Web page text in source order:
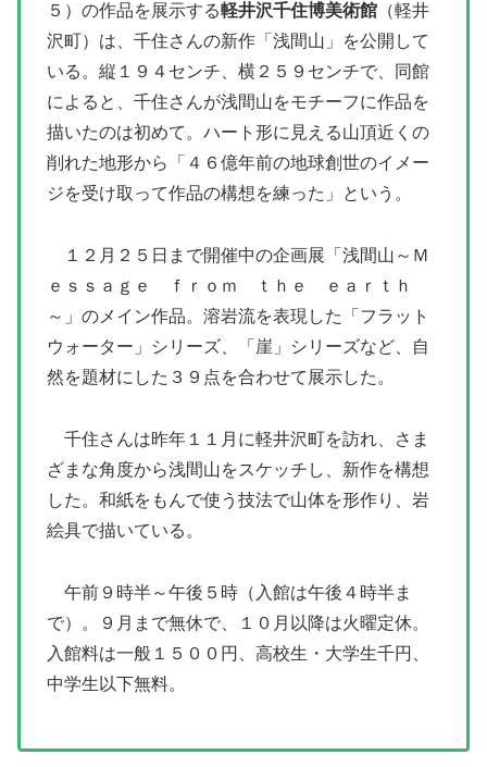
５）の作品を展示する軽井沢千住博美術館 （軽井
沢町）は、千住さんの新作「浅間山」を公開して
いる。縦１９４センチ、横２５９センチで、同館
によると、千住さんが浅間山をモチーフに作品を
描いたのは初めて。ハート形に見える山頂近くの
削れた地形から「４６億年前の地球創世のイメー
ジを受け取って作品の構想を練った」という。
１２月２５日まで開催中の企画展「浅間山～Ｍ
ｅｓｓａｇｅ ｆｒｏｍ ｔｈｅ ｅａｒｔｈ
～」のメイン作品。溶岩流を表現した「フラット
ウォーター」シリーズ、「崖」シリーズなど、自
然を題材にした３９点を合わせて展示した。
千住さんは昨年１１月に軽井沢町を訪れ、さま
ざまな角度から浅間山をスケッチし、新作を構想
した。和紙をもんで使う技法で山体を形作り、岩
絵具で描いている。
午前９時半～午後５時（入館は午後４時半ま
で）。９月まで無休で、１０月以降は火曜定休。
入館料は一般１５００円、高校生・大学生千円、
中学生以下無料。